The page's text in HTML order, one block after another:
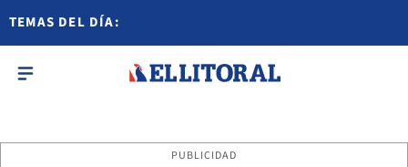
TEMAS DEL DÍA:
PUBLICIDAD